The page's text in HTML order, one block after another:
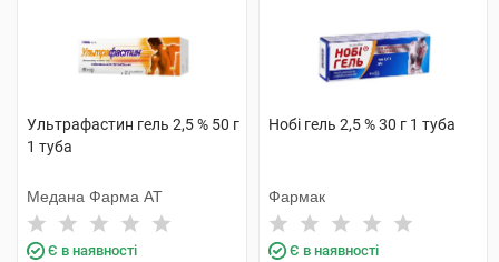
Ультрафастин гель 2,5 % 50 г
1 туба
Медана Фарма АТ
Є в наявності
Нобі гель 2,5 % 30 г 1 туба
Фармак
Є в наявності